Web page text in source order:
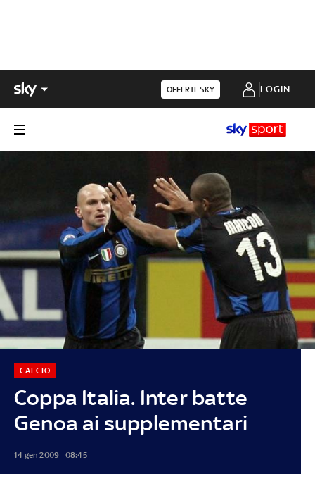
OFFERTE SKY LOGIN
Coppa Italia. Inter batte
Genoa ai supplementari
CALCIO
14 gen 2009 - 08:45